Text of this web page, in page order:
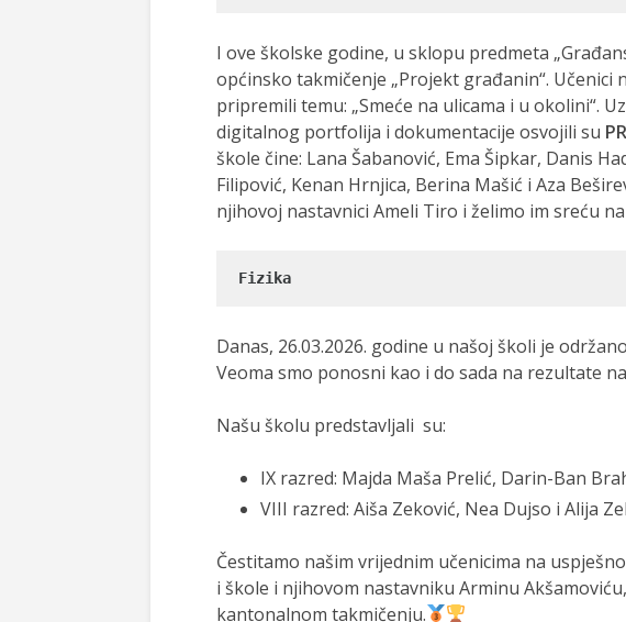
I ove školske godine, u sklopu predmeta
općinsko takmičenje „Projekt građanin“. Učenici
pripremili temu: „Smeće na ulicama i u okolini“.
digitalnog portfolija i dokumentacije osvojili su
škole čine: Lana Šabanović, Ema Šipkar, Danis
Filipović, Kenan Hrnjica, Berina Mašić i Aza
njihovoj nastavnici Ameli Tiro i želimo im sreću
Fizika
Danas, 26.03.2026. godine u našoj školi je
Veoma smo ponosni kao i do sada na rezultate
Našu školu predstavljali su:
IX razred: Majda Maša Prelić, Darin-Ban
VIII razred: Aiša Zeković, Nea Dujso i Alija
Čestitamo našim vrijednim učenicima na
i škole i njihovom nastavniku Arminu
kantonalnom takmičenju.